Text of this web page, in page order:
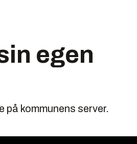
egen
kommunens server.